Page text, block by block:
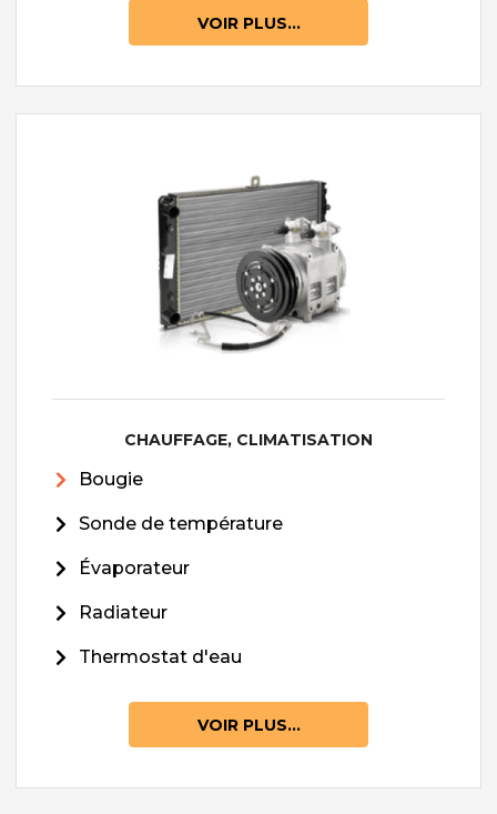
VOIR PLUS...
CHAUFFAGE, CLIMATISATION
Bougie
Sonde de température
Évaporateur
Radiateur
Thermostat d'eau
VOIR PLUS...